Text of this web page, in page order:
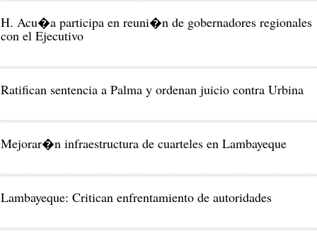
H. Acu�a participa en reuni�n de gobernadores regionales
con el Ejecutivo
Ratifican sentencia a Palma y ordenan juicio contra Urbina
Mejorar�n infraestructura de cuarteles en Lambayeque
Lambayeque: Critican enfrentamiento de autoridades